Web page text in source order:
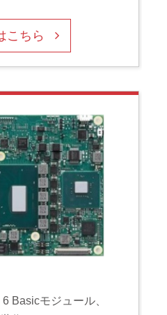
こちら
Basicモジュール、